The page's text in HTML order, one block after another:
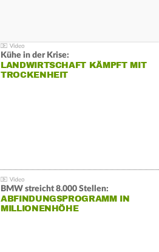
Kühe in der Krise:
LANDWIRTSCHAFT KÄMPFT MIT
TROCKENHEIT
BMW streicht 8.000 Stellen:
ABFINDUNGSPROGRAMM IN
MILLIONENHÖHE